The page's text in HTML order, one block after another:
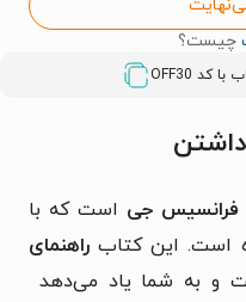
چیست؟
OFF30
جی است که با
است. این کتابراهنمای
و به شما یاد می‌دهد